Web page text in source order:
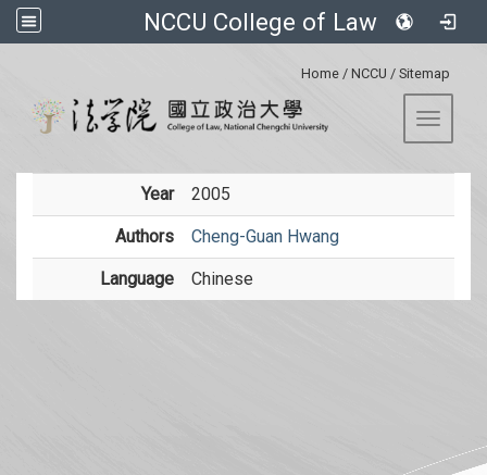
NCCU College of Law
Home / NCCU / Sitemap
Toggle
Year 2005
Authors Cheng-Guan Hwang
Language Chinese